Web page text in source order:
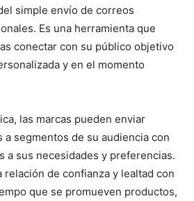
simple envío de correos
Es una herramienta que
conectar con su público objetivo
y en el momento
las marcas pueden enviar
a segmentos de su audiencia con
a sus necesidades y preferencias.
relación de confianza y lealtad con
que se promueven productos,